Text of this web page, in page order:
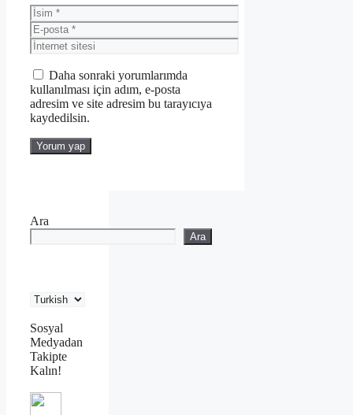
İsim
E-
posta
İnternet
sitesi
Daha sonraki yorumlarımda
kullanılması için adım, e-posta
adresim ve site adresim bu tarayıcıya
kaydedilsin.
Ara
Ara
Sosyal
Medyadan
Takipte
Kalın!